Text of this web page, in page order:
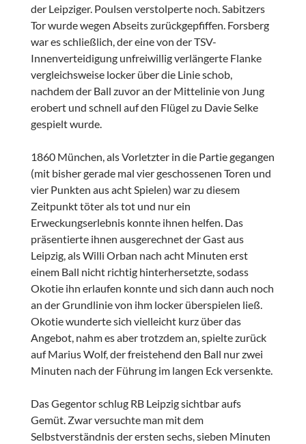
der Leipziger. Poulsen verstolperte noch. Sabitzers
Tor wurde wegen Abseits zurückgepfiffen. Forsberg
war es schließlich, der eine von der TSV-
Innenverteidigung unfreiwillig verlängerte Flanke
vergleichsweise locker über die Linie schob,
nachdem der Ball zuvor an der Mittelinie von Jung
erobert und schnell auf den Flügel zu Davie Selke
gespielt wurde.
1860 München, als Vorletzter in die Partie gegangen
(mit bisher gerade mal vier geschossenen Toren und
vier Punkten aus acht Spielen) war zu diesem
Zeitpunkt töter als tot und nur ein
Erweckungserlebnis konnte ihnen helfen. Das
präsentierte ihnen ausgerechnet der Gast aus
Leipzig, als Willi Orban nach acht Minuten erst
einem Ball nicht richtig hinterhersetzte, sodass
Okotie ihn erlaufen konnte und sich dann auch noch
an der Grundlinie von ihm locker überspielen ließ.
Okotie wunderte sich vielleicht kurz über das
Angebot, nahm es aber trotzdem an, spielte zurück
auf Marius Wolf, der freistehend den Ball nur zwei
Minuten nach der Führung im langen Eck versenkte.
Das Gegentor schlug RB Leipzig sichtbar aufs
Gemüt. Zwar versuchte man mit dem
Selbstverständnis der ersten sechs, sieben Minuten